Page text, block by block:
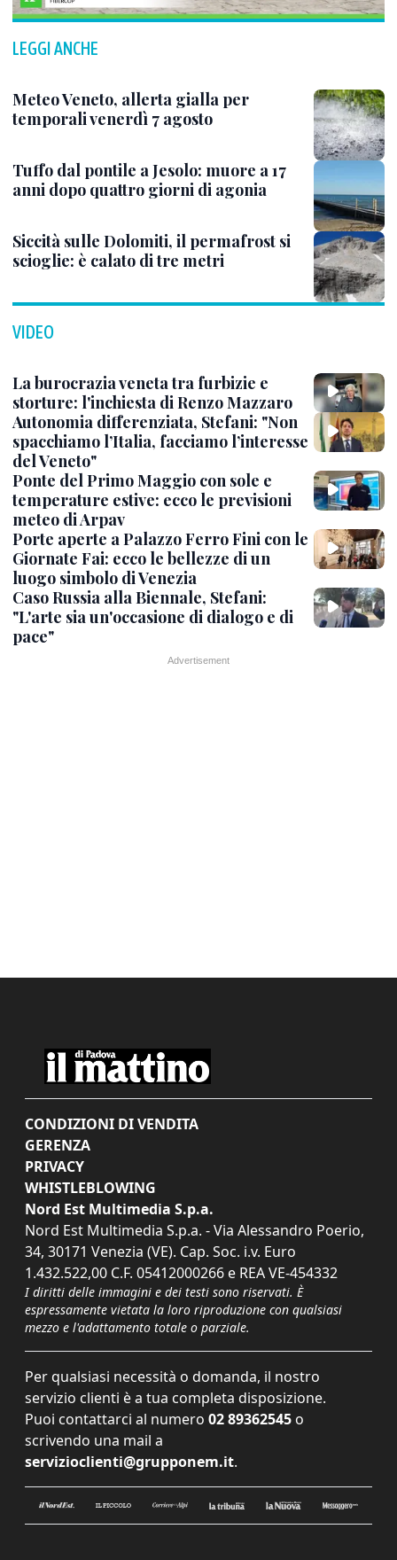
LEGGI ANCHE
Meteo Veneto, allerta gialla per
temporali venerdì 7 agosto
Tuffo dal pontile a Jesolo: muore a 17
anni dopo quattro giorni di agonia
Siccità sulle Dolomiti, il permafrost si
scioglie: è calato di tre metri
VIDEO
La burocrazia veneta tra furbizie e
storture: l'inchiesta di Renzo Mazzaro
Autonomia differenziata, Stefani: "Non
spacchiamo l’Italia, facciamo l’interesse
del Veneto"
Ponte del Primo Maggio con sole e
temperature estive: ecco le previsioni
meteo di Arpav
Porte aperte a Palazzo Ferro Fini con le
Giornate Fai: ecco le bellezze di un
luogo simbolo di Venezia
Caso Russia alla Biennale, Stefani:
"L'arte sia un'occasione di dialogo e di
pace"
CONDIZIONI DI VENDITA
GERENZA
PRIVACY
WHISTLEBLOWING
Nord Est Multimedia S.p.a.
Nord Est Multimedia S.p.a. - Via Alessandro Poerio,
34, 30171 Venezia (VE). Cap. Soc. i.v. Euro
1.432.522,00 C.F. 05412000266 e REA VE-454332
I diritti delle immagini e dei testi sono riservati. È
espressamente vietata la loro riproduzione con qualsiasi
mezzo e l'adattamento totale o parziale.
Per qualsiasi necessità o domanda, il nostro
servizio clienti è a tua completa disposizione.
Puoi contattarci al numero 02 89362545 o
scrivendo una mail a
servizioclienti@grupponem.it.